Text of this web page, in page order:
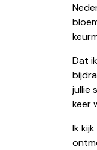
Dat
jullie
keer
Ik